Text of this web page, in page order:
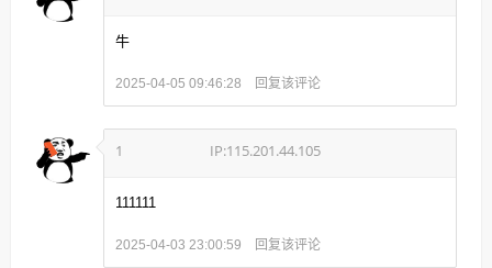
牛
2025-04-05 09:46:28 回复该评论
1 IP:115.201.44.105
111111
2025-04-03 23:00:59 回复该评论